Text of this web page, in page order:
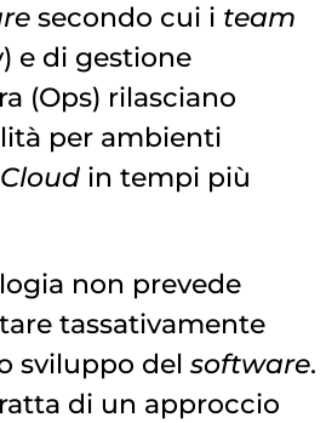
secondo cui i team
e di gestione
(Ops) rilasciano
per ambienti
Cloud in tempi più
non prevede
tassativamente
sviluppo del software.
di un approccio